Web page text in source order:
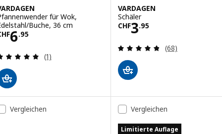
für Wok,
Buche, 36 cm
6.95CHF 6.95
Bewertungen: 5 von 5 Sternen. Bewertungen
(1)
VARDAGEN
Schäler
CHF3.95
Preis CHF 3.95
Bewertungen:
(68)
Vergleichen Vergleichen
Limitierte Auflage